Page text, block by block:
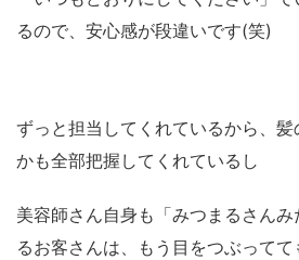
るので、安心感が段違いです(笑)
ずっと担当してくれているから、
かも全部把握してくれているし
美容師さん自身も「みつまるさん
るお客さんは、もう目をつぶって